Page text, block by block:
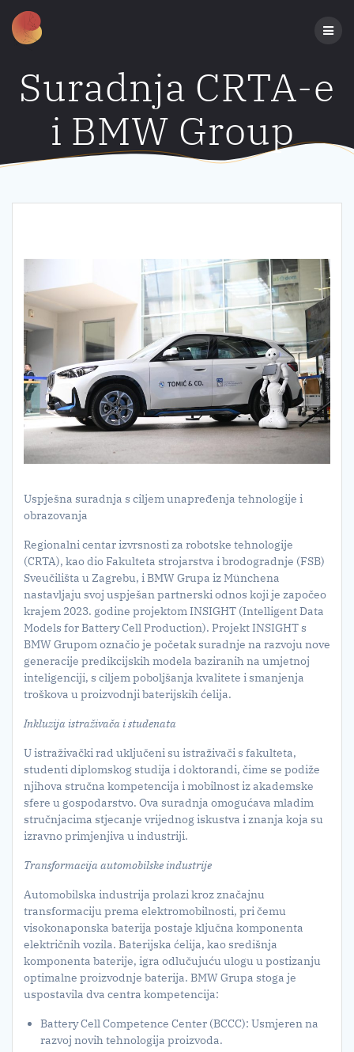
Suradnja CRTA-e
i BMW Group
Uspješna suradnja s ciljem unapređenja tehnologije i
obrazovanja
Regionalni centar izvrsnosti za robotske tehnologije
(CRTA), kao dio Fakulteta strojarstva i brodogradnje (FSB)
Sveučilišta u Zagrebu, i BMW Grupa iz Münchena
nastavljaju svoj uspješan partnerski odnos koji je započeo
krajem 2023. godine projektom INSIGHT (Intelligent Data
Models for Battery Cell Production). Projekt INSIGHT s
BMW Grupom označio je početak suradnje na razvoju nove
generacije predikcijskih modela baziranih na umjetnoj
inteligenciji, s ciljem poboljšanja kvalitete i smanjenja
troškova u proizvodnji baterijskih ćelija.
Inkluzija istraživača i studenata
U istraživački rad uključeni su istraživači s fakulteta,
studenti diplomskog studija i doktorandi, čime se podiže
njihova stručna kompetencija i mobilnost iz akademske
sfere u gospodarstvo. Ova suradnja omogućava mladim
stručnjacima stjecanje vrijednog iskustva i znanja koja su
izravno primjenjiva u industriji.
Transformacija automobilske industrije
Automobilska industrija prolazi kroz značajnu
transformaciju prema elektromobilnosti, pri čemu
visokonaponska baterija postaje ključna komponenta
električnih vozila. Baterijska ćelija, kao središnja
komponenta baterije, igra odlučujuću ulogu u postizanju
optimalne proizvodnje baterija. BMW Grupa stoga je
uspostavila dva centra kompetencija:
Battery Cell Competence Center (BCCC): Usmjeren na
razvoj novih tehnologija proizvoda.